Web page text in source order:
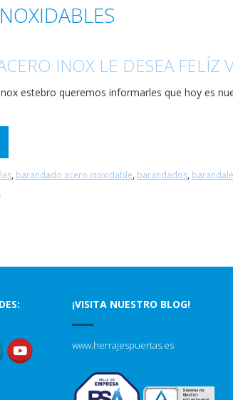
INOX LE DESEA FELÍZ
estebro queremos informarles que hoy es
, barandado acero inoxidable, barandados,
¡VISITA NUESTRO BLOG!
www.herrajespuertas.es